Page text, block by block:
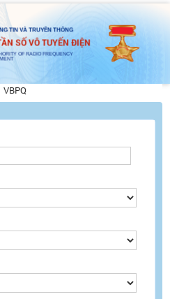
TIN VÀ TRUYỀN THÔNG
SỐ VÔ TUYẾN ĐIỆN
OF RADIO FREQUENCY
VBPQ